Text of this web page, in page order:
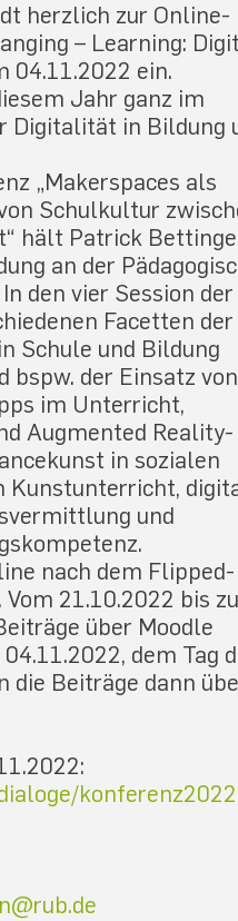
herzlich zur Online-
– Learning:
04.11.2022 ein.
Jahr ganz im
Digitalität in Bildung
„Makerspaces als
Schulkultur
hält Patrick
an der
den vier Session der
Facetten der
Schule und Bildung
bspw. der Einsatz von
im Unterricht,
Augmented Reality-
in sozialen
Kunstunterricht,
und
nach dem Flipped-
21.10.2022 bis
über Moodle
dem Tag
die Beiträge dann